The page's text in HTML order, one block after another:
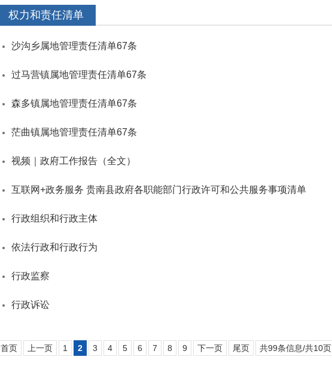
权力和责任清单
沙沟乡属地管理责任清单67条
过马营镇属地管理责任清单67条
森多镇属地管理责任清单67条
茫曲镇属地管理责任清单67条
视频｜政府工作报告（全文）
互联网+政务服务 贵南县政府各职能部门行政许可和公共服务事项清单
行政组织和行政主体
依法行政和行政行为
行政监察
行政诉讼
首页 上一页 1 2 3 4 5 6 7 8 9 下一页 尾页 共99条信息/共10页